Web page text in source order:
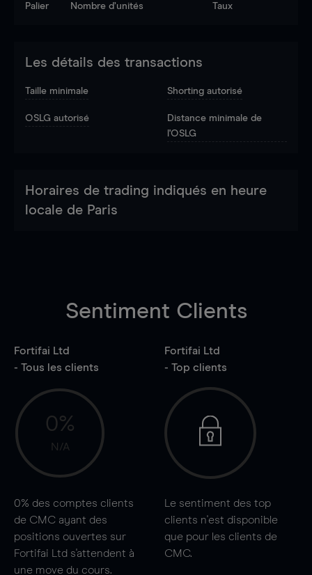
Palier Nombre d’unités Taux
Les détails des transactions
Taille minimale Shorting autorisé
OSLG autorisé
Distance minimale de
l'OSLG
Horaires de trading indiqués en heure
locale de Paris
Sentiment Clients
Fortifai Ltd
- Tous les clients
0%
N/A
0% des comptes clients
de CMC ayant des
positions ouvertes sur
Fortifai Ltd s'attendent à
une move du cours.
Fortifai Ltd
- Top clients
Le sentiment des top
clients n'est disponible
que pour les clients de
CMC.